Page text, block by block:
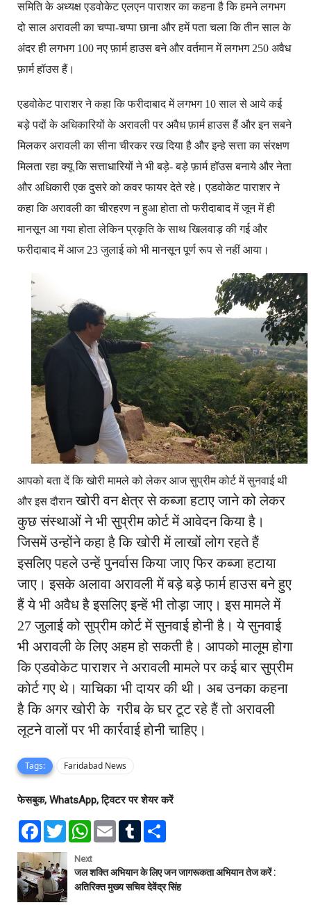
समिति के अध्यक्ष एडवोकेट एलएन पाराशर का कहना है कि हमने लगभग
दो साल अरावली का चप्पा-चप्पा छाना और हमें पता चला कि तीन साल के
अंदर ही लगभग 100 नए फ़ार्म हाउस बने और वर्तमान में लगभग 250 अवैध
फ़ार्म हॉउस हैं।
एडवोकेट पाराशर ने कहा कि फरीदाबाद में लगभग 10 साल से आये कई
बड़े पदों के अधिकारियों के अरावली पर अवैध फ़ार्म हाउस हैं और इन सबने
मिलकर अरावली का सीना चीरकर रख दिया है और इन्हे सत्ता का संरक्षण
मिलता रहा क्यू कि सत्ताधारियों ने भी बड़े- बड़े फ़ार्म हॉउस बनाये और नेता
और अधिकारी एक दुसरे को कवर फायर देते रहे। एडवोकेट पाराशर ने
कहा कि अरावली का चीरहरण न हुआ होता तो फरीदाबाद में जून में ही
मानसून आ गया होता लेकिन प्रकृति के साथ खिलवाड़ की गई और
फरीदाबाद में आज 23 जुलाई को भी मानसून पूर्ण रूप से नहीं आया।
आपको बता दें कि खोरी मामले को लेकर आज सुप्रीम कोर्ट में सुनवाई थी
और इस दौरानखोरी वन क्षेत्र से कब्जा हटाए जाने को लेकर
कुछ संस्थाओं ने भी सुप्रीम कोर्ट में आवेदन किया है।
जिसमें उन्होंने कहा है कि खोरी में लाखों लोग रहते हैं
इसलिए पहले उन्हें पुनर्वास किया जाए फिर कब्जा हटाया
जाए। इसके अलावा अरावली में बड़े बड़े फार्म हाउस बने हुए
हैं ये भी अवैध है इसलिए इन्हें भी तोड़ा जाए। इस मामले में
27 जुलाई को सुप्रीम कोर्ट में सुनवाई होनी है। ये सुनवाई
भी अरावली के लिए अहम हो सकती है। आपको मालूम होगा
कि एडवोकेट पाराशर ने अरावली मामले पर कई बार सुप्रीम
कोर्ट गए थे। याचिका भी दायर की थी। अब उनका कहना
है कि अगर खोरी के गरीब के घर टूट रहे हैं तो अरावली
लूटने वालों पर भी कार्रवाई होनी चाहिए।
Tags: Faridabad News
फेसबुक, WhatsApp, ट्विटर पर शेयर करें
F
e
b
o
o
T
w
t
e
r
W
t
s
A
p
E
l
T
l
r
e
Next
जल शक्ति अभियान के लिए जन जागरूकता अभियान तेज करें :
अतिरिक्त मुख्य सचिव देवेंद्र सिंह